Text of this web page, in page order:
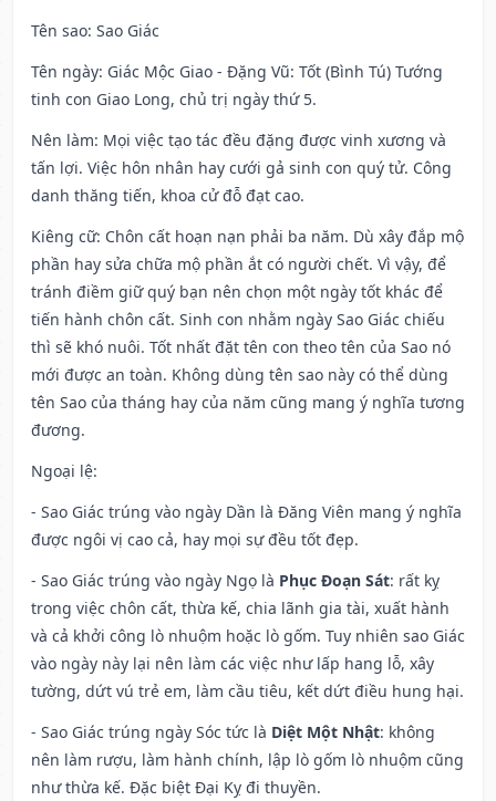
Tên sao: Sao Giác
Tên ngày: Giác Mộc Giao - Đặng Vũ: Tốt (Bình Tú) Tướng
tinh con Giao Long, chủ trị ngày thứ 5.
Nên làm: Mọi việc tạo tác đều đặng được vinh xương và
tấn lợi. Việc hôn nhân hay cưới gả sinh con quý tử. Công
danh thăng tiến, khoa cử đỗ đạt cao.
Kiêng cữ: Chôn cất hoạn nạn phải ba năm. Dù xây đắp mộ
phần hay sửa chữa mộ phần ắt có người chết. Vì vậy, để
tránh điềm giữ quý bạn nên chọn một ngày tốt khác để
tiến hành chôn cất. Sinh con nhằm ngày Sao Giác chiếu
thì sẽ khó nuôi. Tốt nhất đặt tên con theo tên của Sao nó
mới được an toàn. Không dùng tên sao này có thể dùng
tên Sao của tháng hay của năm cũng mang ý nghĩa tương
đương.
Ngoại lệ:
- Sao Giác trúng vào ngày Dần là Đăng Viên mang ý nghĩa
được ngôi vị cao cả, hay mọi sự đều tốt đẹp.
- Sao Giác trúng vào ngày Ngọ là Phục Đoạn Sát: rất kỵ
trong việc chôn cất, thừa kế, chia lãnh gia tài, xuất hành
và cả khởi công lò nhuộm hoặc lò gốm. Tuy nhiên sao Giác
vào ngày này lại nên làm các việc như lấp hang lỗ, xây
tường, dứt vú trẻ em, làm cầu tiêu, kết dứt điều hung hại.
- Sao Giác trúng ngày Sóc tức là Diệt Một Nhật: không
nên làm rượu, làm hành chính, lập lò gốm lò nhuộm cũng
như thừa kế. Đặc biệt Đại Kỵ đi thuyền.